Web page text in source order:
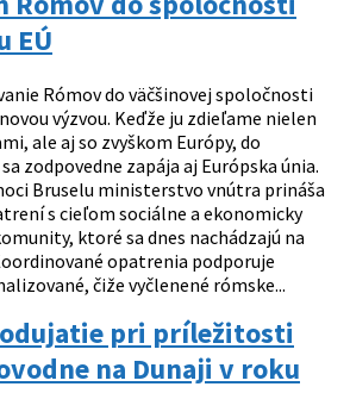
EÚ
Rómov do väčšinovej spoločnosti
výzvou. Keďže ju zdieľame nielen
ale aj so zvyškom Európy, do
zodpovedne zapája aj Európska únia.
Bruselu ministerstvo vnútra prináša
s cieľom sociálne a ekonomicky
ktoré sa dnes nachádzajú na
opatrenia podporuje
čiže vyčlenené rómske...
pri príležitosti
na Dunaji v roku